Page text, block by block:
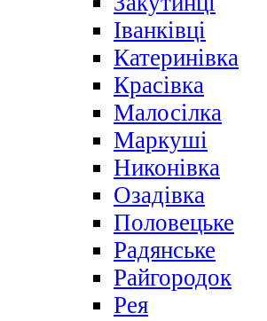
Іванківці
Катеринівка
Красівка
Малосілка
Маркуші
Никонівка
Озадівка
Половецьке
Радянське
Райгородок
Рея